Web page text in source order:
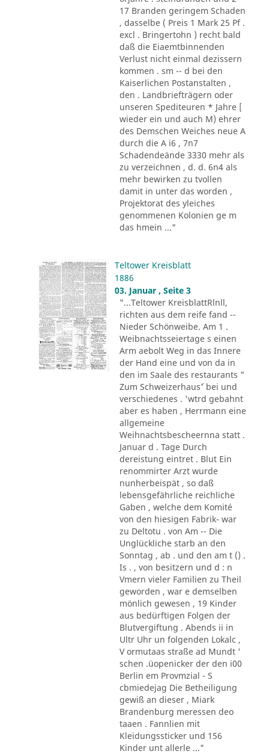
17 Branden geringem Schaden
, dasselbe ( Preis 1 Mark 25 Pf .
excl . Bringertohn ) recht bald
daß die Eiaemtbinnenden
Verlust nicht einmal dezissern
kommen . sm -- d bei den
Kaiserlichen Postanstalten ,
den . Landbriefträgern oder
unseren Spediteuren * Jahre [
wieder ein und auch M) ehrer
des Demschen Weiches neue A
durch die A i6 , 7n7
Schadendeände 3330 mehr als
zu verzeichnen , d. d. 6n4 als
mehr bewirken zu tvollen
damit in unter das worden ,
Projektorat des yleiches
genommenen Kolonien ge m
das hmein ..."
Teltower Kreisblatt
1886
03. Januar , Seite 3
"...Teltower KreisblattRlnll,
richten aus dem reife fand --
Nieder Schönweibe. Am 1 .
Weibnachtsseiertage s einen
Arm aebolt Weg in das Innere
der Hand eine und von da in
den im Saale des restaurants "
Zum Schweizerhaus´' bei und
verschiedenes . 'wtrd gebahnt
aber es haben , Herrmann eine
allgemeine
Weihnachtsbescheernna statt .
Januar d . Tage Durch
dereistung eintret . Blut Ein
renommirter Arzt wurde
nunherbeispät , so daß
lebensgefährliche reichliche
Gaben , welche dem Komité
von den hiesigen Fabrik- war
zu Deltotu . von Am -- Die
Unglückliche starb an den
Sonntag , ab . und den am t () .
Is . , von besitzern und d : n
Vmern vieler Familien zu Theil
geworden , war e demselben
mönlich gewesen , 19 Kinder
aus bedürftigen Folgen der
Blutvergiftung . Abends ii in
Ultr Uhr un folgenden Lokalc ,
V ormutaas straße ad Mundt '
schen .üopenicker der den i00
Berlin em Provmzial - S
cbmiedejag Die Betheiligung
gewiß an dieser , Miark
Brandenburg meressen deo
taaen . Fannlien mit
Kleidungssticker und 156
Kinder unt allerle ..."